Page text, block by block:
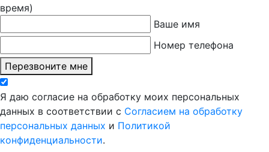
время)
Ваше имя
Номер телефона
Перезвоните мне
Я даю согласие на обработку моих персональных
данных в соответствии с Согласием на обработку
персональных данных и Политикой
конфиденциальности.